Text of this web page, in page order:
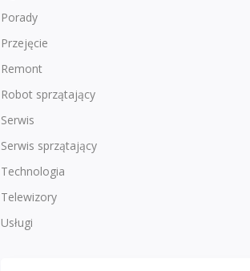
Porady
Przejęcie
Remont
Robot sprzątający
Serwis
Serwis sprzątający
Technologia
Telewizory
Usługi